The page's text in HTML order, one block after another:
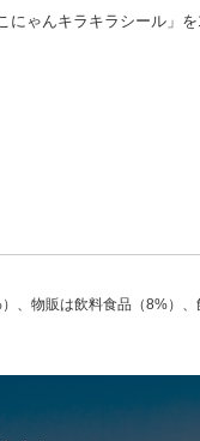
ゃんキラキラシール」を
物販は飲料食品（8%）